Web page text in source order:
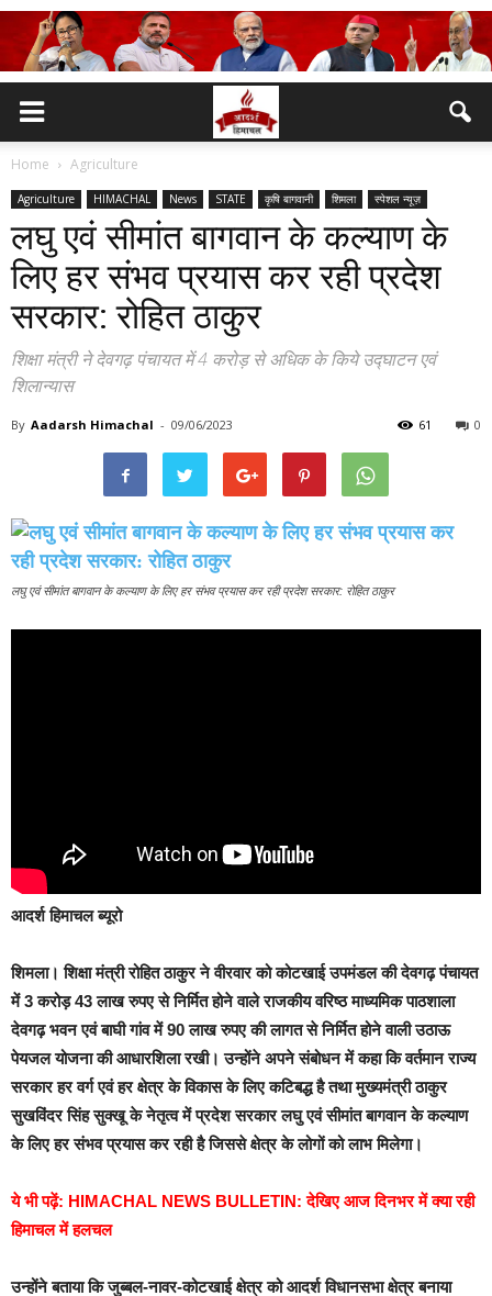
Home Agriculture
Agriculture HIMACHAL News STATE कृषि बागवानी शिमला स्पेशल न्यूज़
लघु एवं सीमांत बागवान के कल्याण के
लिए हर संभव प्रयास कर रही प्रदेश
सरकार: रोहित ठाकुर
शिक्षा मंत्री ने देवगढ़ पंचायत में 4 करोड़ से अधिक के किये उद्घाटन एवं
शिलान्यास
By Aadarsh Himachal - 09/06/2023 0
61
लघु एवं सीमांत बागवान के कल्याण के लिए हर संभव प्रयास कर रही प्रदेश सरकार: रोहित ठाकुर
आदर्श हिमाचल ब्यूरो
शिमला। शिक्षा मंत्री रोहित ठाकुर ने वीरवार को कोटखाई उपमंडल की देवगढ़ पंचायत
में 3 करोड़ 43 लाख रुपए से निर्मित होने वाले राजकीय वरिष्ठ माध्यमिक पाठशाला
देवगढ़ भवन एवं बाघी गांव में 90 लाख रुपए की लागत से निर्मित होने वाली उठाऊ
पेयजल योजना की आधारशिला रखी। उन्होंने अपने संबोधन में कहा कि वर्तमान राज्य
सरकार हर वर्ग एवं हर क्षेत्र के विकास के लिए कटिबद्ध है तथा मुख्यमंत्री ठाकुर
सुखविंदर सिंह सुक्खू के नेतृत्व में प्रदेश सरकार लघु एवं सीमांत बागवान के कल्याण
के लिए हर संभव प्रयास कर रही है जिससे क्षेत्र के लोगों को लाभ मिलेगा।
ये भी पढ़ें: HIMACHAL NEWS BULLETIN: देखिए आज दिनभर में क्या रही
हिमाचल में हलचल
उन्होंने बताया कि जुब्बल-नावर-कोटखाई क्षेत्र को आदर्श विधानसभा क्षेत्र बनाया